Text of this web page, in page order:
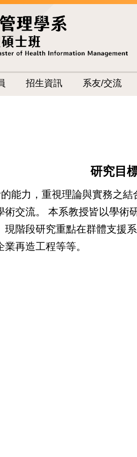
招生資訊 系友/交流
研究目
能力，重視理論與實務之
交流。 本系教授皆以學
階段研究重點在群體支援
再造工程等等。